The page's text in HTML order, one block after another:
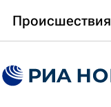
Происшествия